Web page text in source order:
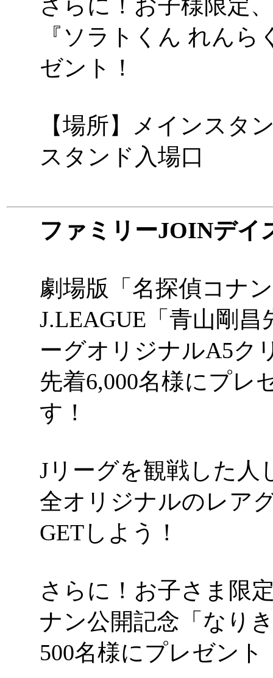
さらに！お子様限定
『ソラトくん れん
ゼント！
【場所】メインスタ
スタンド入場口
ファミリーJOINデイ
劇場版「名探偵コナ
J.LEAGUE「青山剛
ーグオリジナルA5ク
先着6,000名様にプレ
す！
Jリーグを観戦した人
全オリジナルのレア
GETしよう！
さらに！お子さま限
ナン公開記念「なり
500名様にプレゼント